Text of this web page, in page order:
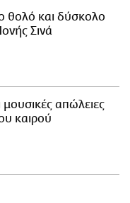
θολό και δύσκολο
Σινά
απώλειες
καιρού